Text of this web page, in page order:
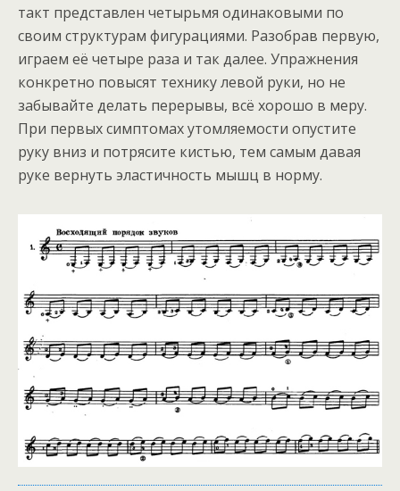
такт представлен четырьмя одинаковыми по
своим структурам фигурациями. Разобрав первую,
играем её четыре раза и так далее. Упражнения
конкретно повысят технику левой руки, но не
забывайте делать перерывы, всё хорошо в меру.
При первых симптомах утомляемости опустите
руку вниз и потрясите кистью, тем самым давая
руке вернуть эластичность мышц в норму.